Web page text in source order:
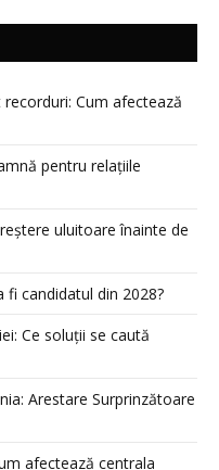
Cum afectează
pentru relațiile
uluitoare înainte de
fi candidatul din 2028?
Ce soluții se caută
Arestare Surprinzătoare
afectează centrala